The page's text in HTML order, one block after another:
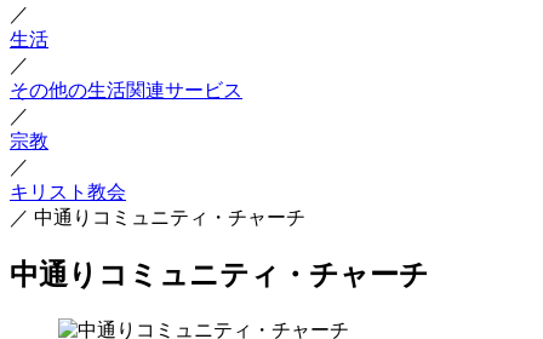
／
生活
／
その他の生活関連サービス
／
宗教
／
キリスト教会
／ 中通りコミュニティ・チャーチ
中通りコミュニティ・チャーチ